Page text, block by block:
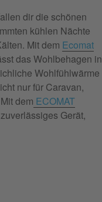
dir die schönen
kühlen Nächte
Mit dem Ecomat
das Wohlbehagen in
Wohlfühlwärme
nur für Caravan,
dem ECOMAT
Gerät,